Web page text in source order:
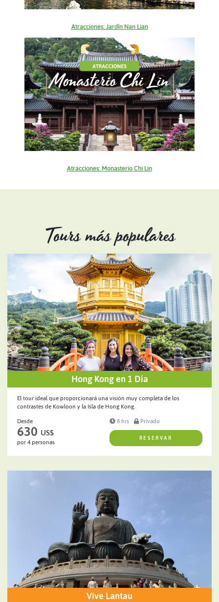
Atracciones: Jardín Nan Lian
Atracciones: Monasterio Chi Lin
Tours más populares
Hong Kong en 1 Día
El tour ideal que proporcionará una visión muy completa de los
contrastes de Kowloon y la Isla de Hong Kong.
Desde
630 US$
por 4 personas
8 hrs Privado
RESERVAR
Vive Lantau